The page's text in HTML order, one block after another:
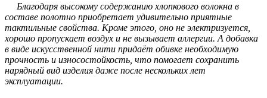
Благодаря высокому содержанию хлопкового волокна в
составе полотно приобретает удивительно приятные
тактильные свойства. Кроме этого, оно не электризуется,
хорошо пропускает воздух и не вызывает аллергии. А добавка
в виде искусственной нити придаёт обивке необходимую
прочность и износостойкость, что помогает сохранить
нарядный вид изделия даже после нескольких лет
эксплуатации.